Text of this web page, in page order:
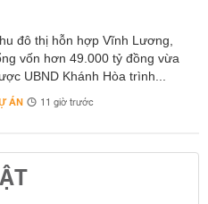
đô thị hỗn hợp Vĩnh Lương,
vốn hơn 49.000 tỷ đồng vừa
UBND Khánh Hòa trình...
ÁN 11 giờ trước